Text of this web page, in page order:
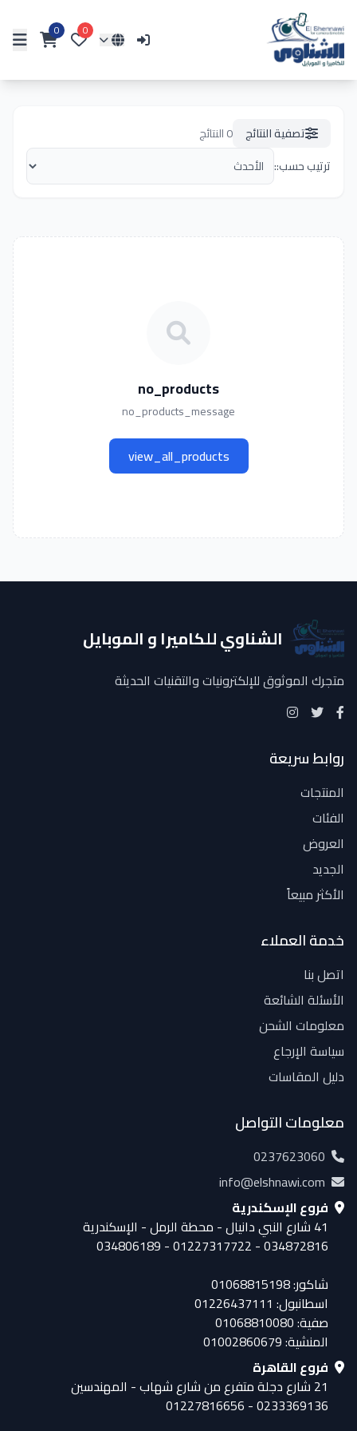
0
0
تصفية النتائج 0النتائج
ترتيب حسب::
no_products
no_products_message
view_all_products
الشناوي للكاميرا و الموبايل
متجرك الموثوق للإلكترونيات والتقنيات الحديثة
روابط سريعة
المنتجات
الفئات
العروض
الجديد
الأكثر مبيعاً
خدمة العملاء
اتصل بنا
الأسئلة الشائعة
معلومات الشحن
سياسة الإرجاع
دليل المقاسات
معلومات التواصل
0237623060
info@elshnawi.com
فروع الإسكندرية
41 شارع النبي دانيال - محطة الرمل - الإسكندرية
034872816 - 01227317722 - 034806189
شاكور: 01068815198
اسطانبول: 01226437111
صفية: 01068810080
المنشية: 01002860679
فروع القاهرة
21 شارع دجلة متفرع من شارع شهاب - المهندسين
0233369136 - 01227816656